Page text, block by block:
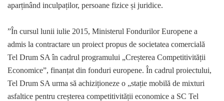
aparținând inculpaților, persoane fizice și juridice.
”În cursul lunii iulie 2015, Ministerul Fondurilor Europene a
admis la contractare un proiect propus de societatea comercială
Tel Drum SA în cadrul programului „Creșterea Competitivității
Economice”, finanțat din fonduri europene. În cadrul proiectului,
Tel Drum SA urma să achiziționeze o „stație mobilă de mixturi
asfaltice pentru creșterea competitivității economice a SC Tel